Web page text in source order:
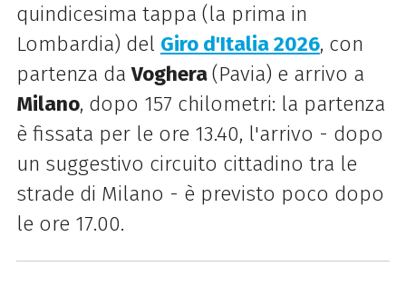
quindicesima tappa (la prima in
Lombardia) del Giro d'Italia 2026, con
partenza daVoghera(Pavia) e arrivo a
Milano, dopo 157 chilometri: la partenza
è fissata per le ore 13.40, l'arrivo - dopo
un suggestivo circuito cittadino tra le
strade di Milano - è previsto poco dopo
le ore 17.00.